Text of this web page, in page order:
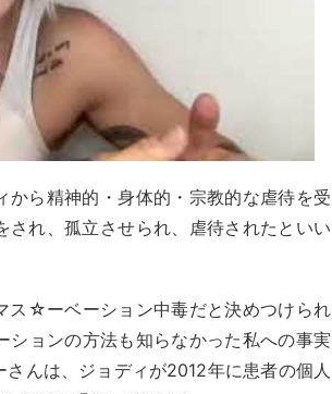
ら精神的・身体的・宗教的な虐待を受
れ、孤立させられ、虐待されたといい
ス☆ーベーション中毒だと決めつけられ
ョンの方法も知らなかった私への事実
んは、ジョディが2012年に患者の個人